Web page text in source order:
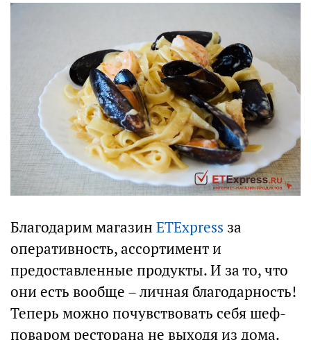
Благодарим магазин ETExpress за
оперативность, ассортимент и
предоставленные продукты. И за то, что
они есть вообще – личная благодарность!
Теперь можно почувствовать себя шеф-
поваром ресторана не выходя из дома.